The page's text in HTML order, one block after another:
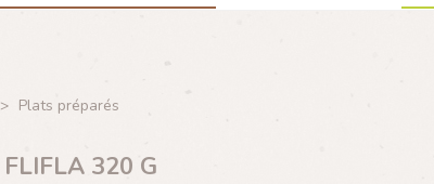
> Plats préparés
320 G